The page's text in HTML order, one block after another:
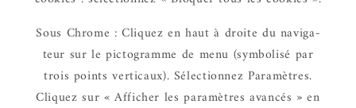
Sous Chrome : Cliquez en haut à droite du navi­ga­
teur sur le picto­gramme de menu (symbo­lisé par
trois points verti­caux). Sélec­tion­nez Para­mètres.
Cliquez sur « Affi­cher les para­mètres avan­cés » en